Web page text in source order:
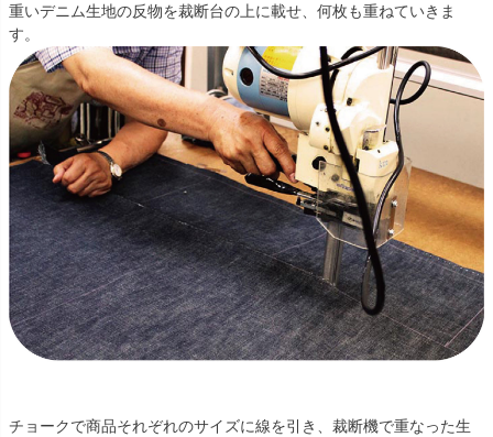
重いデニム生地の反物を裁断台の上に載せ、何枚も重ねていきま
す。
チョークで商品それぞれのサイズに線を引き、裁断機で重なった生